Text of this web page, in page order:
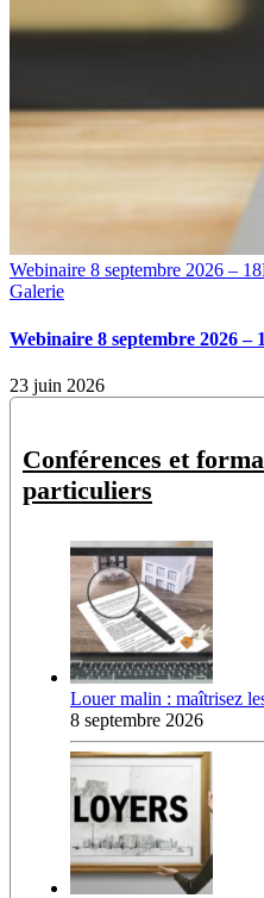
Webinaire 8 septembre 2026 –
Galerie
Webinaire 8 septembre 2026 –
23 juin 2026
Conférences et
particuliers
Louer malin : maîtrisez
8 septembre 2026